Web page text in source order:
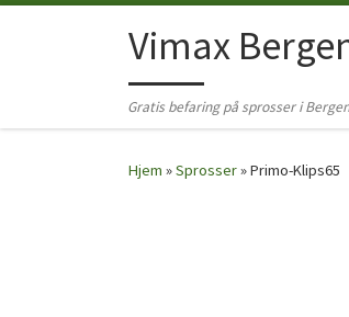
Skip to contentVimax
Gratis befaring på sprosser i
Hjem »Sprosser»Primo-Klips65